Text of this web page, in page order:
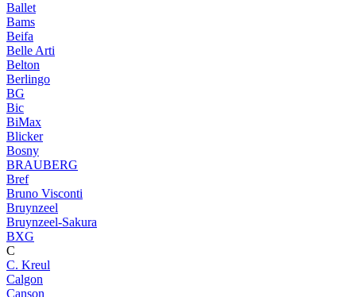
Ballet
Bams
Beifa
Belle Arti
Belton
Berlingo
BG
Bic
BiMax
Blicker
Bosny
BRAUBERG
Bref
Bruno Visconti
Bruynzeel
Bruynzeel-Sakura
BXG
C
C. Kreul
Calgon
Canson